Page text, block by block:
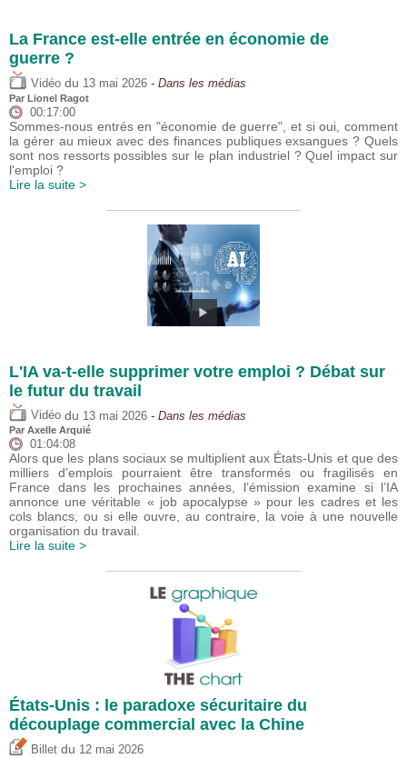
La France est-elle entrée en économie de
guerre ?
Vidéo du 13 mai 2026 - Dans les médias
Par Lionel Ragot
00:17:00
Sommes-nous entrés en "économie de guerre", et si oui, comment
la gérer au mieux avec des finances publiques exsangues ? Quels
sont nos ressorts possibles sur le plan industriel ? Quel impact sur
l'emploi ?
Lire la suite >
L'IA va-t-elle supprimer votre emploi ? Débat sur
le futur du travail
Vidéo du 13 mai 2026 - Dans les médias
Par Axelle Arquié
01:04:08
Alors que les plans sociaux se multiplient aux États-Unis et que des
milliers d’emplois pourraient être transformés ou fragilisés en
France dans les prochaines années, l’émission examine si l’IA
annonce une véritable « job apocalypse » pour les cadres et les
cols blancs, ou si elle ouvre, au contraire, la voie à une nouvelle
organisation du travail.
Lire la suite >
États-Unis : le paradoxe sécuritaire du
découplage commercial avec la Chine
Billet du 12 mai 2026